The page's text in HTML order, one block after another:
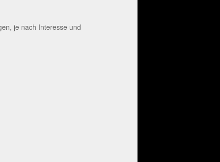
je nach Interesse und